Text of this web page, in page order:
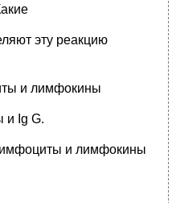
эту реакцию
и лимфокины
и Ig G.
и лимфокины